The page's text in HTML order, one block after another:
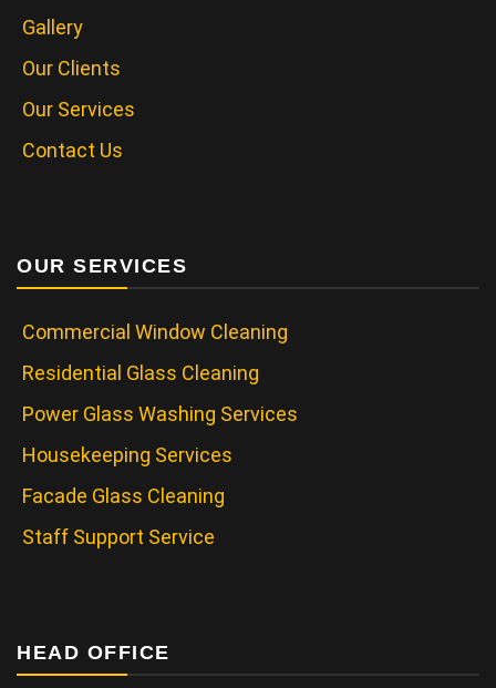
Gallery
Our Clients
Our Services
Contact Us
OUR SERVICES
Commercial Window Cleaning
Residential Glass Cleaning
Power Glass Washing Services
Housekeeping Services
Facade Glass Cleaning
Staff Support Service
HEAD OFFICE